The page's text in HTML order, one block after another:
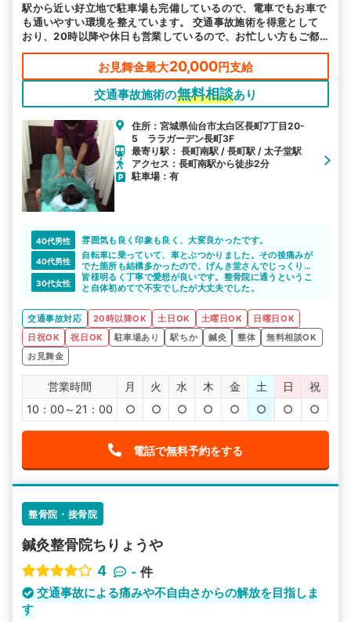
駅から近い好立地で駐車場も完備しているので、電車でもお車で
も通いやすい環境を整えています。 交通事故施術を得意として
おり、20時以降や休日も営業しているので、お忙しい方もご都
合に合わせてお越しいただけます。
お見舞金最大20,000円支給
交通事故施術の無料相談あり
住所：宮城県仙台市太白区長町7丁目20-
5 ララガーデン長町3F
最寄り駅： 長町南駅 / 長町駅 / 太子堂駅
アクセス：長町南駅から徒歩2分
駐車場：有
40代男性 雰囲気も良く印象も良く、大変良かったです。
40代男性
自転車に乗っていて、車とぶつかりました。その後痛みが
でた箇所も結構多かったので、げんき堂さんでじっくり見
てもらえて本当に良かったと思います。
ありがとうございました。
通事故病院の相談員の方もありがとうございました。
30代女性
皆様明るく丁寧で愛想が良いです。整骨院に通うというこ
と自体初めてで不安でしたが大丈夫でした。
交通事故対応 20時以降OK 土日OK 土曜日OK
日曜日OK
日祝OK
祝日OK 駐車場あり 駅ちか 鍼灸 整体
無料相談OK
お見舞金
営業時間 月 火 水 木 金 土 日
祝
10：00～21：00
○ ○ ○ ○ ○ ○ ○ ○
電話で無料予約をする
整骨院・接骨院
鍼灸整骨院ちりょうや
4
- 件
交通事故による痛みや不自由さからの解放を目指しま
す